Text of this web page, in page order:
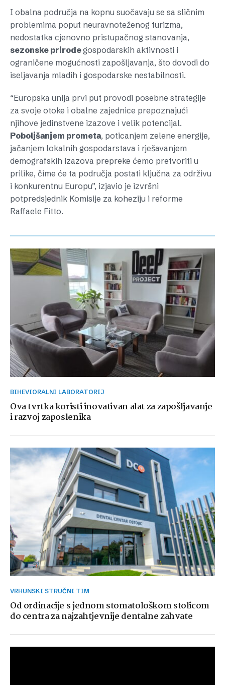
I obalna područja na kopnu suočavaju se sa sličnim
problemima poput neuravnoteženog turizma,
nedostatka cjenovno pristupačnog stanovanja,
sezonske prirodegospodarskih aktivnosti i
ograničene mogućnosti zapošljavanja, što dovodi do
iseljavanja mladih i gospodarske nestabilnosti.
“Europska unija prvi put provodi posebne strategije
za svoje otoke i obalne zajednice prepoznajući
njihove jedinstvene izazove i velik potencijal.
Poboljšanjem prometa, poticanjem zelene energije,
jačanjem lokalnih gospodarstava i rješavanjem
demografskih izazova prepreke ćemo pretvoriti u
prilike, čime će ta područja postati ključna za održivu
i konkurentnu Europu”, izjavio je izvršni
potpredsjednik Komisije za koheziju i reforme
Raffaele Fitto.
BIHEVIORALNI LABORATORIJ
Ova tvrtka koristi inovativan alat za zapošljavanje
i razvoj zaposlenika
VRHUNSKI STRUČNI TIM
Od ordinacije s jednom stomatološkom stolicom
do centra za najzahtjevnije dentalne zahvate